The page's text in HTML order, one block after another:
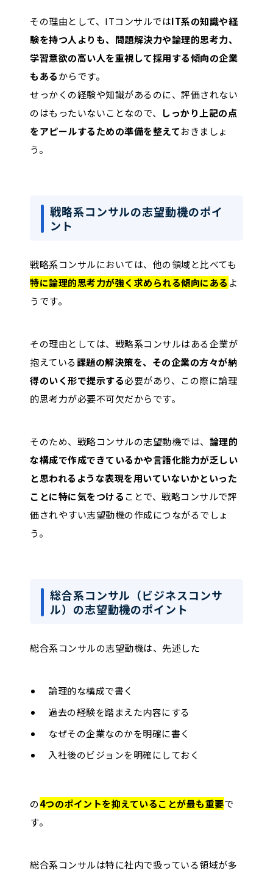
FAS系
コンサ
M&Aや財務・会計に関連す
るアドバイザリーサービスの
提供
・デロイトトーマツ
ファイナンシャルア
ドバイザリー
・山田コンサルティ
ンググループ
シンク
＆コンサルティング
その理由として、ITコンサルではIT系の知識や経
験を持つ人よりも、問題解決力や論理的思考力、
学習意欲の高い人を重視して採用する傾向の企業
もあるからです。
せっかくの経験や知識があるのに、評価されない
のはもったいないことなので、
しっかり上記の点
をアピールするための準備を整えておきましょ
う。
戦略系コンサルの志望動機のポイ
ント
戦略系コンサルにおいては、他の領域と比べても
特に論理的思考力が強く求められる傾向にある よ
うです。
その理由としては、戦略系コンサルはある企業が
抱えている課題の解決策を、その企業の方々が納
得のいく形で提示する必要があり、この際に論理
的思考力が必要不可欠だからです。
そのため、戦略コンサルの志望動機では、 論理的
な構成で作成できているかや言語化能力が乏しい
と思われるような表現を用いていないかといった
ことに特に気をつけることで、戦略コンサルで評
価されやすい志望動機の作成につながるでしょ
う。
総合系コンサル（ビジネスコンサ
ル）の志望動機のポイント
総合系コンサルの志望動機は、先述した
論理的な構成で書く
過去の経験を踏まえた内容にする
なぜその企業なのかを明確に書く
入社後のビジョンを明確にしておく
の4つのポイントを抑えていることが最も重要で
す。
総合系コンサルは特に社内で扱っている領域が多